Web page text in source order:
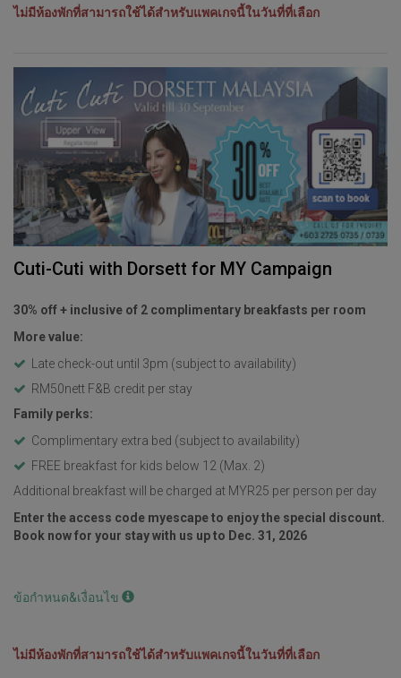
ไม่มีห้องพักที่สามารถใช้ได้สำหรับแพคเกจนี้ในวันที่ที่เลือก
Cuti-Cuti with Dorsett for MY Campaign
30% off + inclusive of 2 complimentary breakfasts per room
More value:
Late check-out until 3pm (subject to availability)
RM50nett F&B credit per stay
Family perks:
Complimentary extra bed (subject to availability)
FREE breakfast for kids below 12 (Max. 2)
Additional breakfast will be charged at MYR25 per person per day
Enter the access code myescape to enjoy the special discount.
Book now for your stay with us up to Dec. 31, 2026
ข้อกำหนด&เงื่อนไข
ไม่มีห้องพักที่สามารถใช้ได้สำหรับแพคเกจนี้ในวันที่ที่เลือก